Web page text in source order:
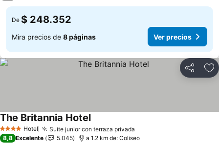
De $ 248.352
Mira precios de 8 páginas Ver precios
Compartir
4 EstrellasHotel Suite junior con terraza privada
The Britannia Hotel
8,8 Excelente 5.045 a 1.2 km de: Coliseo